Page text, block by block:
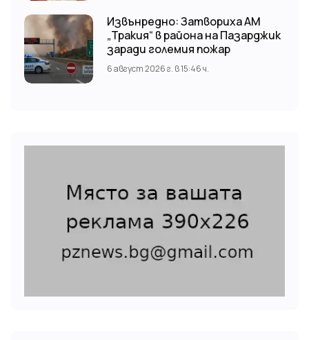
Извънредно: Затвориха АМ
„Тракия“ в района на Пазарджик
заради големия пожар
6 август 2026 г. в 15:46 ч.